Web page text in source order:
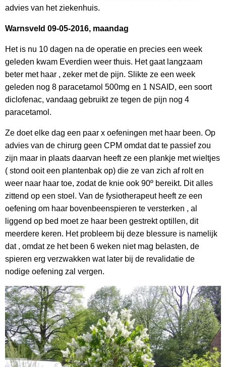
advies van het ziekenhuis.
Warnsveld 09-05-2016, maandag
Het is nu 10 dagen na de operatie en precies een week
geleden kwam Everdien weer thuis. Het gaat langzaam
beter met haar , zeker met de pijn. Slikte ze een week
geleden nog 8 paracetamol 500mg en 1 NSAID, een soort
diclofenac, vandaag gebruikt ze tegen de pijn nog 4
paracetamol.
Ze doet elke dag een paar x oefeningen met haar been. Op
advies van de chirurg geen CPM omdat dat te passief zou
zijn maar in plaats daarvan heeft ze een plankje met wieltjes
( stond ooit een plantenbak op) die ze van zich af rolt en
weer naar haar toe, zodat de knie ook 90º bereikt. Dit alles
zittend op een stoel. Van de fysiotherapeut heeft ze een
oefening om haar bovenbeenspieren te versterken , al
liggend op bed moet ze haar been gestrekt optillen, dit
meerdere keren. Het probleem bij deze blessure is namelijk
dat , omdat ze het been 6 weken niet mag belasten, de
spieren erg verzwakken wat later bij de revalidatie de
nodige oefening zal vergen.